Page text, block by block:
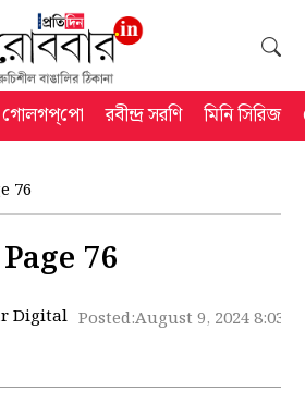
গোলগপ্‌পো রবীন্দ্র সরণি মিনি সিরিজ
76
Page 76
Digital Posted:August 9, 2024 8:03